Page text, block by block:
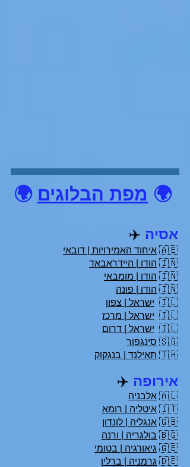
🌍 מפת הבלוגים 🌍
אסיה ✈️
🇦🇪 איחוד האמירויות | דובאי
🇮🇳 הודו | היידראבאד
🇮🇳 הודו | מומבאי
🇮🇳 הודו | פונה
🇮🇱 ישראל | צפון
🇮🇱 ישראל | מרכז
🇮🇱 ישראל | דרום
🇸🇬 סינגפור
🇹🇭 תאילנד | בנגקוק
אירופה ✈️
🇦🇱 אלבניה
🇮🇹 איטליה | רומא
🇬🇧 אנגליה | לונדון
🇧🇬 בולגריה | ורנה
🇬🇪 גיאורגיה | בטומי
🇩🇪 גרמניה | ברלין